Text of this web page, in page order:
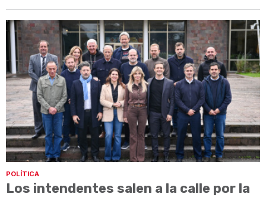
POLÍTICA
Los intendentes salen a la calle por la